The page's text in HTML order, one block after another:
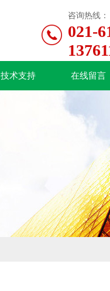
咨询热线：
021-
技术支持 在线留言